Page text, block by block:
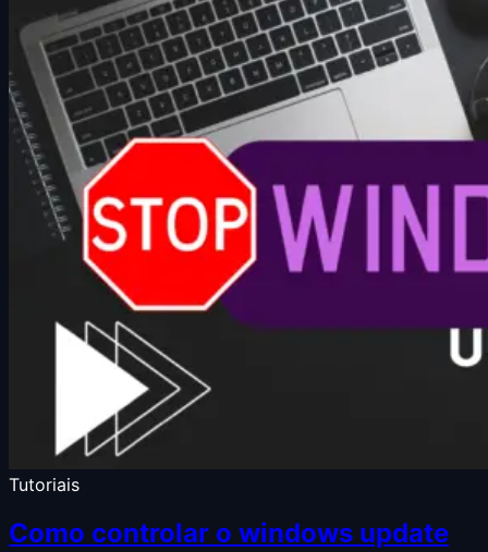
Tutoriais
Como controlar o windows update